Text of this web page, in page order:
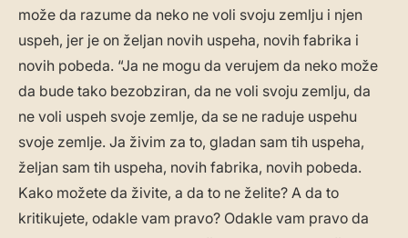
može da razume da neko ne voli svoju zemlju i njen
uspeh, jer je on željan novih uspeha, novih fabrika i
novih pobeda. “Ja ne mogu da verujem da neko može
da bude tako bezobziran, da ne voli svoju zemlju, da
ne voli uspeh svoje zemlje, da se ne raduje uspehu
svoje zemlje. Ja živim za to, gladan sam tih uspeha,
željan sam tih uspeha, novih fabrika, novih pobeda.
Kako možete da živite, a da to ne želite? A da to
kritikujete, odakle vam pravo? Odakle vam pravo da